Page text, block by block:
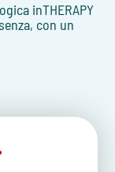
inTHERAPY
con un